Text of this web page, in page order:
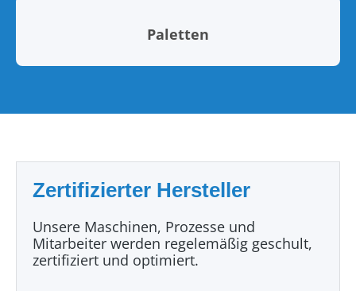
Paletten
Zertifizierter Hersteller
Unsere Maschinen, Prozesse und
Mitarbeiter werden regelemäßig geschult,
zertifiziert und optimiert.